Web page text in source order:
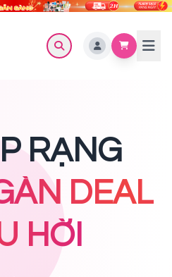
RẠNG
DEAL
HỜI